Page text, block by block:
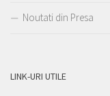
Noutati din Presa
LINK-URI UTILE